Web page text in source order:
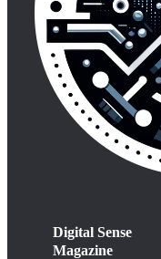
Digital Sense
Magazine